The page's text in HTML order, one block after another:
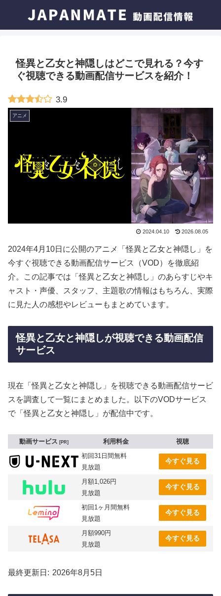
怪異と乙女と神隠しはどこで見れる？今す
ぐ視聴できる動画配信サービスを紹介！
3.9
アニメ
2024.04.10 2026.08.05
2024年4月10日に公開のアニメ「怪異と乙女と神隠し」を
今すぐ視聴できる動画配信サービス（VOD）を徹底紹
介。この記事では「怪異と乙女と神隠し」のあらすじやキ
ャスト・声優、スタッフ、主題歌の情報はもちろん、実際
に見た人の感想やレビューもまとめています。
怪異と乙女と神隠しが視聴できる動画配信
サービス
現在「怪異と乙女と神隠し」を視聴できる動画配信サービ
スを調査して一覧にまとめました。以下のVODサービス
で「怪異と乙女と神隠し」が配信中です。
動画サービス PR 利用料金
視聴
初回31日間無料
見放題
今すぐ見る
月額1,026円
見放題
今すぐ見る
初回1ヶ月間無料
見放題
今すぐ見る
月額990円
見放題
今すぐ見る
最終更新日 2026年8月5日